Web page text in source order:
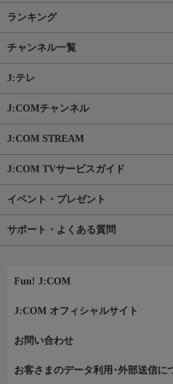
ランキング
チャンネル一覧
J:テレ
J:COMチャンネル
J:COM STREAM
J:COM TVサービスガイド
イベント・プレゼント
サポート・よくある質問
Fun! J:COM
J:COM オフィシャルサイト
お問い合わせ
お客さまのデータ利用･外部送信に